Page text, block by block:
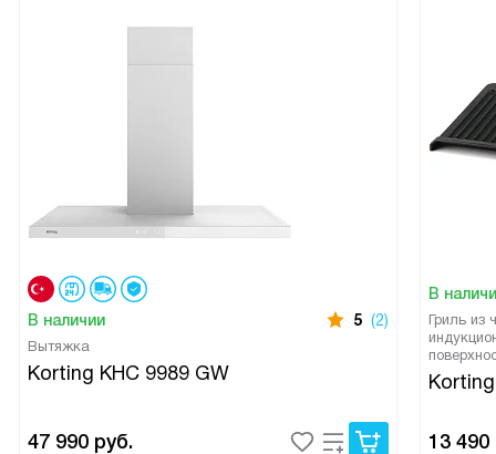
В наличии 5 (2)
Вытяжка
Korting KHC 9989 GW
47 990 руб.
В
Гриль из
13 490